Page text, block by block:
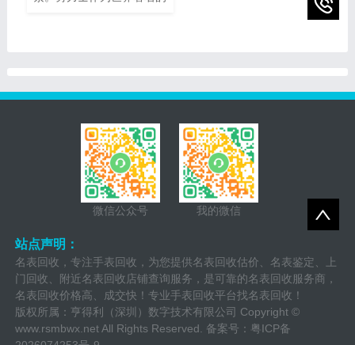
助您了解它们的市场价值以
及如何获得最高回收价。
微信公众号 我的微信
站点声明：
名表回收，专注手表回收，为您提供名表回收估价、名表鉴定、上
门回收、附近名表回收店铺查询服务，是可靠的名表回收服务商，
名表回收价格高、成交快！专业手表回收平台找名表回收！
版权所属：亨得利（深圳）数字技术有限公司 Copyright ©
www.rsmbwx.netAll Rights Reserved. 备案号： 粤ICP备